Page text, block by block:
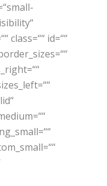
class=““ id=““